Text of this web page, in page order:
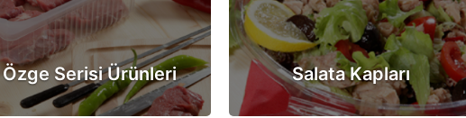
Özge Serisi Ürünleri Salata Kapları